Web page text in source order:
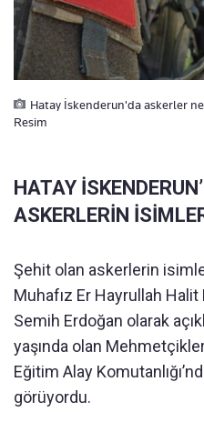
Hatay İskenderun'da askerler
Resim
HATAY
ASKERLERİN
Şehit olan askerlerin
Muhafız Er Hayrullah
Semih Erdoğan olarak
yaşında olan
Eğitim Alay
görüyordu.